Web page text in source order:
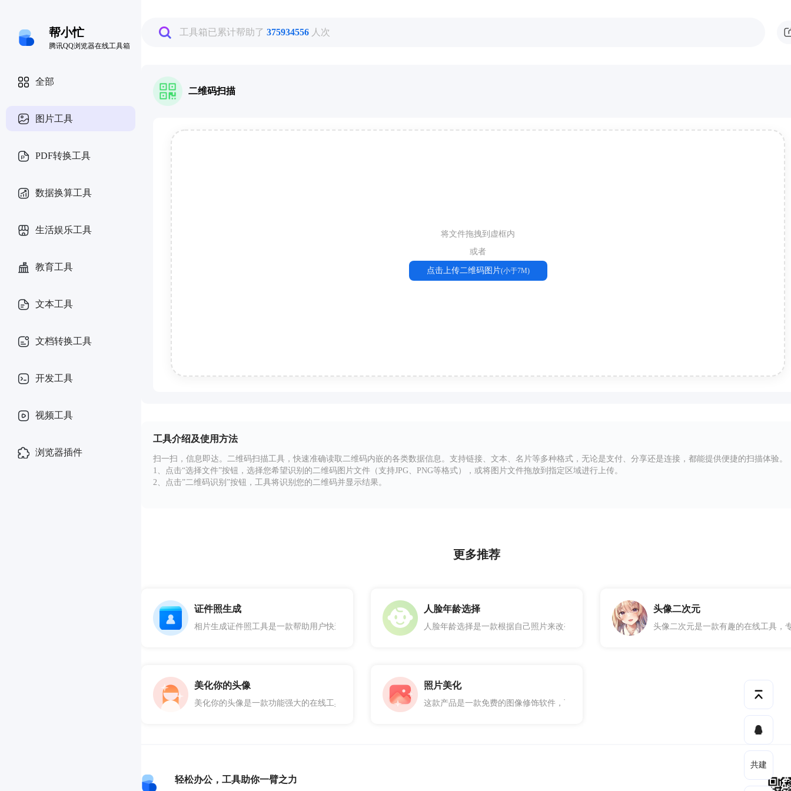
帮小忙
腾讯QQ浏览器在线工具箱
全部
图片工具
PDF转换工具
数据换算工具
生活娱乐工具
教育工具
文本工具
文档转换工具
开发工具
视频工具
浏览器插件
共建
工具箱已累计帮助了 375934556 人次
二维码扫描
将文件拖拽到虚框内
或者
点击上传二维码图片(小于7M)
工具介绍及使用方法
扫一扫，信息即达。二维码扫描工具，快速准确读取二维码内嵌的各类数据信息。支持链接、文本、名片等多种格式，无论是支付、分享还是连接，都能提供便捷的扫描体验。
1、点击“选择文件”按钮，选择您希望识别的二维码图片文件（支持JPG、PNG等格式），或将图片文件拖放到指定区域进行上传。
2、点击”二维码识别”按钮，工具将识别您的二维码并显示结果。
更多推荐
证件照生成
相片生成证件照工具是一款帮助用户快速生成高质量证件照的工具。证件照生成证件照工具拥有一个简单易用的界面，用户不需要具备专业的计算机技能就可以轻
人脸年龄选择
人脸年龄选择是一款根据自己照片来改变年龄的在线工具，是一种基于人脸图像的年龄的计算方法
头像二次元
头像二次元是一款有趣的在线工具，
美化你的头像
美化你的头像是一款功能强大的在线工具，通过这款工具，您可以选择喜欢的效果轻松对头像进行美化处理。
照片美化
这款产品是一款免费的图像修饰软件，可以帮助您修改和润色您的照片，这款图片美化工具不仅功
轻松办公，工具助你一臂之力